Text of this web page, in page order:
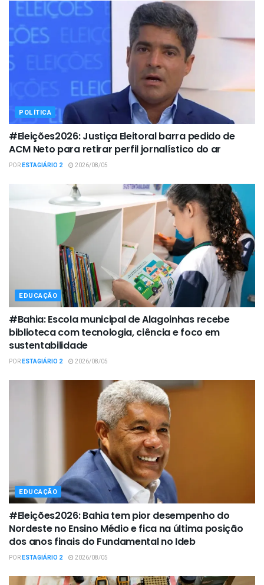
POLÍTICA
#Eleições2026: Justiça Eleitoral barra pedido de
ACM Neto para retirar perfil jornalístico do ar
PORESTAGIÁRIO 2 2026/08/05
EDUCAÇÃO
#Bahia: Escola municipal de Alagoinhas recebe
biblioteca com tecnologia, ciência e foco em
sustentabilidade
PORESTAGIÁRIO 2 2026/08/05
EDUCAÇÃO
#Eleições2026: Bahia tem pior desempenho do
Nordeste no Ensino Médio e fica na última posição
dos anos finais do Fundamental no Ideb
PORESTAGIÁRIO 2 2026/08/05